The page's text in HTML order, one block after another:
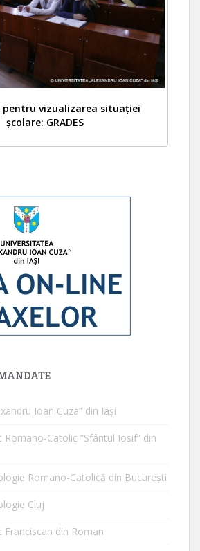
vizualizarea situației
școlare: GRADES
Ioan Cuza” din Iaşi
Catolic ”Sfântul Iosif” din
Romano-Catolică din Bucureşti
Cluj
din Roman